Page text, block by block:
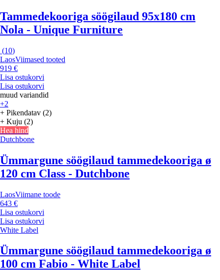
Tammedekooriga söögilaud 95x180 cm
Nola - Unique Furniture
(10)
LaosViimased tooted
919 €
Lisa ostukorvi
Lisa ostukorvi
muud variandid
+2
+ Pikendatav (2)
+ Kuju (2)
Hea hind
Dutchbone
Ümmargune söögilaud tammedekooriga ø
120 cm Class - Dutchbone
LaosViimane toode
643 €
Lisa ostukorvi
Lisa ostukorvi
White Label
Ümmargune söögilaud tammedekooriga ø
100 cm Fabio - White Label